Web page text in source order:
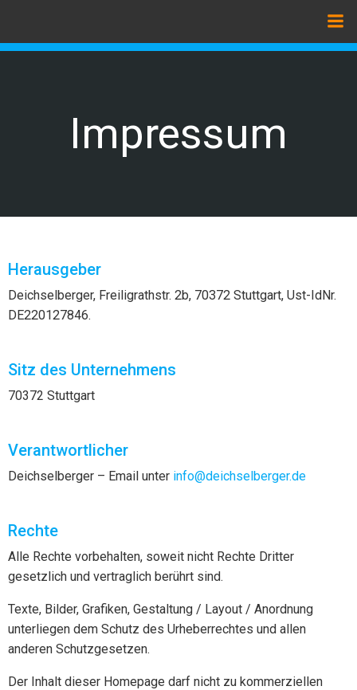
springen
Impressum
Herausgeber
Deichselberger, Freiligrathstr. 2b, 70372 Stuttgart, Ust-IdNr.
DE220127846.
Sitz des Unternehmens
70372 Stuttgart
Verantwortlicher
Deichselberger – Email unter info@deichselberger.de
Rechte
Alle Rechte vorbehalten, soweit nicht Rechte Dritter
gesetzlich und vertraglich berührt sind.
Texte, Bilder, Grafiken, Gestaltung / Layout / Anordnung
unterliegen dem Schutz des Urheberrechtes und allen
anderen Schutzgesetzen.
Der Inhalt dieser Homepage darf nicht zu kommerziellen